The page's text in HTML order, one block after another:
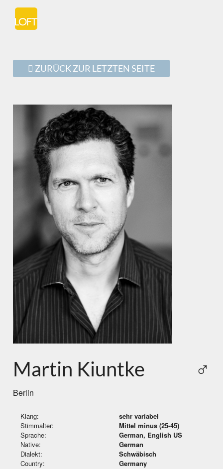
ZURÜCK ZUR LETZTEN SEITE
Martin Kiuntke ♂
Berlin
Klang:
sehr variabel
Stimmalter:
Mittel minus (25-45)
Sprache:
German, English US
Native:
German
Dialekt:
Schwäbisch
Country:
Germany